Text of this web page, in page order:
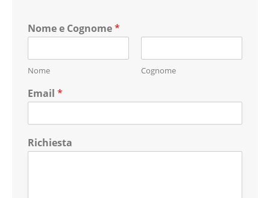
Nome e Cognome*
Nome Cognome
Email *
Richiesta